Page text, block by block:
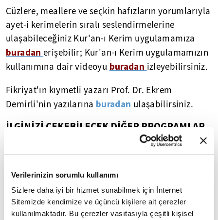
Verilerinizin sorumlu kullanımı
Sizlere daha iyi bir hizmet sunabilmek için İnternet
Sitemizde kendimize ve üçüncü kişilere ait çerezler
kullanılmaktadır. Bu çerezler vasıtasıyla çeşitli kişisel
Cüzlere, meallere ve seçkin hafızların yorumlarıyla
ayet-i kerimelerin sıralı seslendirmelerine
ulaşabileceğiniz Kur'an-ı Kerim uygulamamıza
buradan erişebilir; Kur'an-ı Kerim uygulamamızın
kullanımına dair videoyu buradan izleyebilirsiniz.
Fikriyat'ın kıymetli yazarı Prof. Dr. Ekrem
Demirli'nin yazılarına buradan ulaşabilirsiniz.
İLGİNİZİ ÇEKEBİLECEK DİĞER PROGRAMLAR